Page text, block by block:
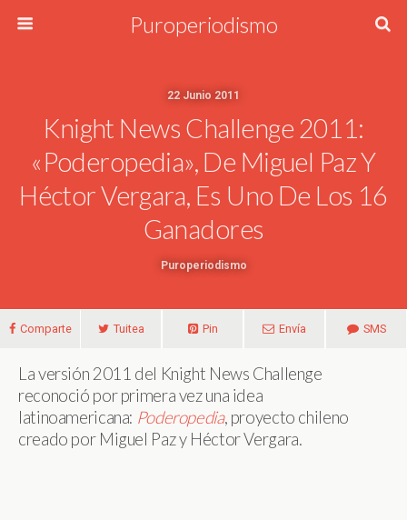
Puroperiodismo
22 Junio 2011
Knight News Challenge 2011:
«Poderopedia», De Miguel Paz Y
Héctor Vergara, Es Uno De Los 16
Ganadores
Puroperiodismo
Comparte Tuitea Pin Envía SMS
La versión 2011 del Knight News Challenge
reconoció por primera vez una idea
latinoamericana: Poderopedia, proyecto chileno
creado por Miguel Paz y Héctor Vergara.